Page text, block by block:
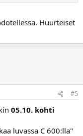
Huurteiset
#5
05.10. kohti
luvassa C 600:lla"